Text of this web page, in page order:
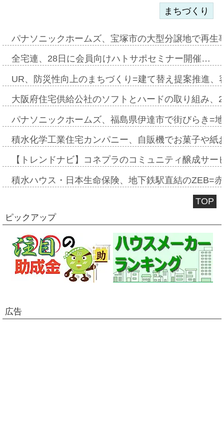
まちづくり
パナソニックホームズ、宝塚市の大型分譲地で再
全宅連、28日に会員向けハトサポセミナー開催…
UR、防災性向上のまちづくり=建て替え提案推進
大阪府住宅供給公社のソフトとハードの取り組み
パナソニックホームズ、福島県伊達市で街びらき=
積水化学工業住宅カンパニー、自販機でお菓子や
【トレンドナビ】コネプラのコミュニティ醸成サ
積水ハウス・日本生命保険、地下鉄駅直結のZEB=
TOP
ピックアップ
広告